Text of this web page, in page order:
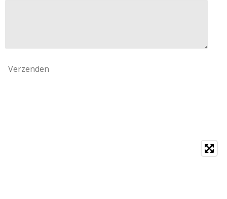
Verzenden